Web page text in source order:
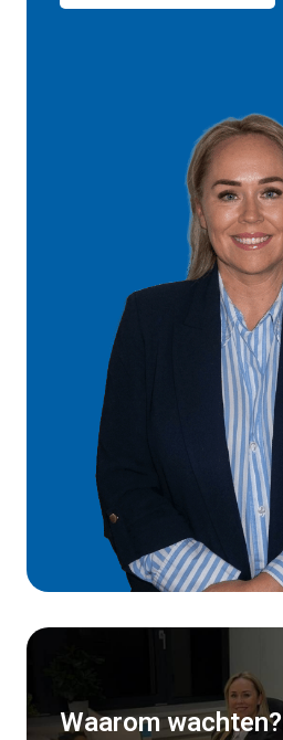
Waarom wachten?